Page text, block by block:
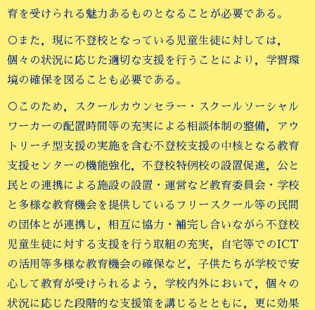
育を受けられる魅力あるものとなることが必要である。
○また，現に不登校となっている児童生徒に対しては，
個々の状況に応じた適切な支援を行うことにより，学習環
境の確保を図ることも必要である。
○このため，スクールカウンセラー・スクールソーシャル
ワーカーの配置時間等の充実による相談体制の整備，アウ
トリーチ型支援の実施を含む不登校支援の中核となる教育
支援センターの機能強化，不登校特例校の設置促進，公と
民との連携による施設の設置・運営など教育委員会・学校
と多様な教育機会を提供しているフリースクール等の民間
の団体とが連携し，相互に協力・補完し合いながら不登校
児童生徒に対する支援を行う取組の充実，自宅等でのICT
の活用等多様な教育機会の確保など，子供たちが学校で安
心して教育が受けられるよう，学校内外において，個々の
状況に応じた段階的な支援策を講じるとともに，更に効果